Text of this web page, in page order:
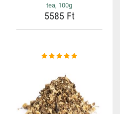
tea, 100g
5585 Ft